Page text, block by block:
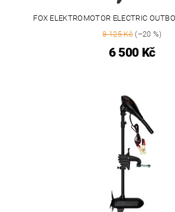
FOX ELEKTROMOTOR ELECTRIC
8 125 Kč (–20 %)
6 500 Kč